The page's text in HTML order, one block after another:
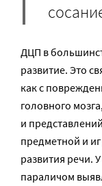
ДЦП в
развитие. Это
как с
головного
и
предметной и
развития речи.
параличом